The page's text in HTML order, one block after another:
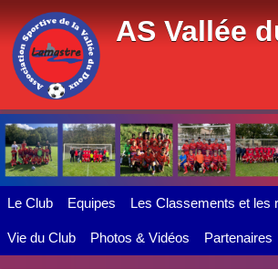
AS Vallée
Le Club Equipes Les Classements et les
Vie du Club Photos & Vidéos Partenaires
Panneau de gestion des cookies